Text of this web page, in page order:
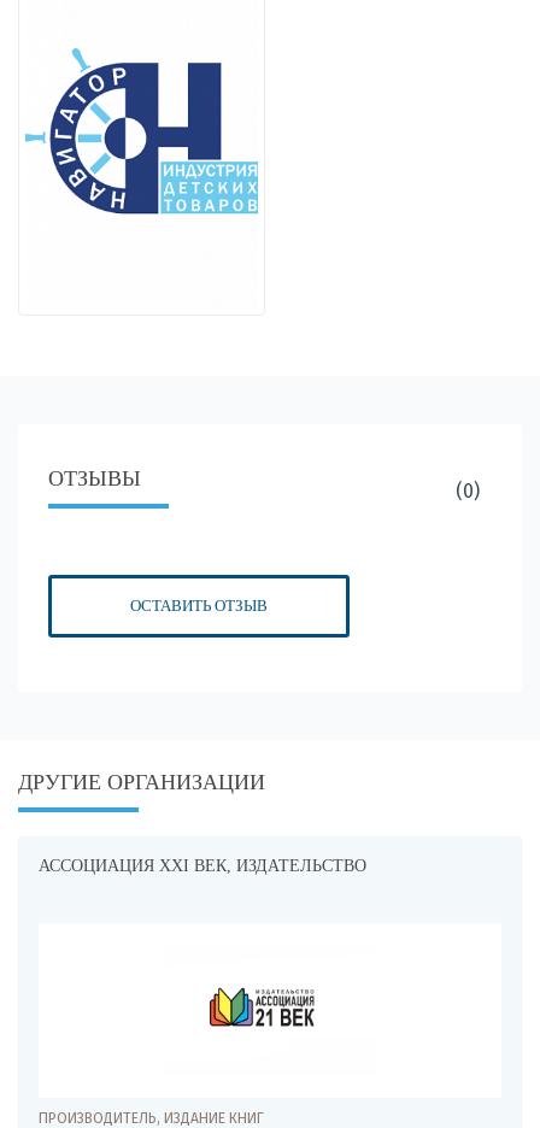
ОТЗЫВЫ
(0)
ОСТАВИТЬ ОТЗЫВ
ДРУГИЕ ОРГАНИЗАЦИИ
АССОЦИАЦИЯ XXI ВЕК, ИЗДАТЕЛЬСТВО
ПРОИЗВОДИТЕЛЬ, ИЗДАНИЕ КНИГ